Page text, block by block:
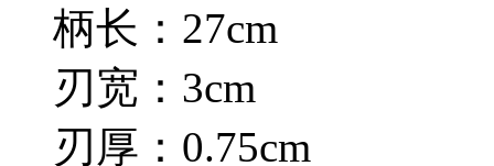
柄长：27cm
刃宽：3cm
刃厚：0.75cm